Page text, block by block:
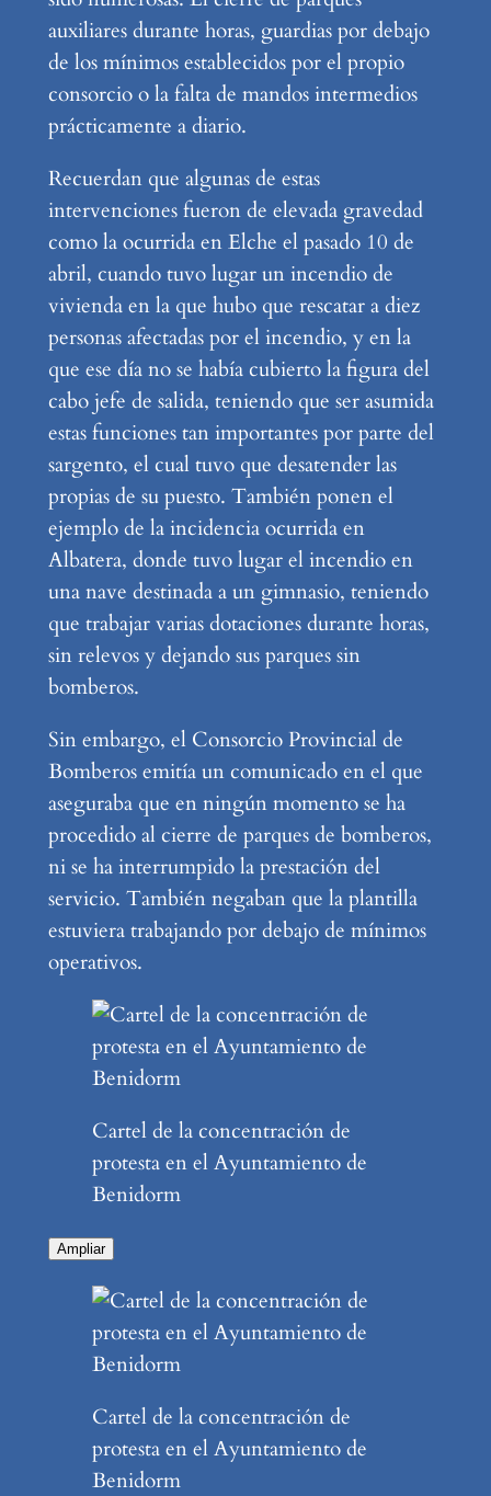
auxiliares durante horas, guardias por debajo
de los mínimos establecidos por el propio
consorcio o la falta de mandos intermedios
prácticamente a diario.
Recuerdan que algunas de estas
intervenciones fueron de elevada gravedad
como la ocurrida en Elche el pasado 10 de
abril, cuando tuvo lugar un incendio de
vivienda en la que hubo que rescatar a diez
personas afectadas por el incendio, y en la
que ese día no se había cubierto la figura del
cabo jefe de salida, teniendo que ser asumida
estas funciones tan importantes por parte del
sargento, el cual tuvo que desatender las
propias de su puesto. También ponen el
ejemplo de la incidencia ocurrida en
Albatera, donde tuvo lugar el incendio en
una nave destinada a un gimnasio, teniendo
que trabajar varias dotaciones durante horas,
sin relevos y dejando sus parques sin
bomberos.
Sin embargo, el Consorcio Provincial de
Bomberos emitía un comunicado en el que
aseguraba que en ningún momento se ha
procedido al cierre de parques de bomberos,
ni se ha interrumpido la prestación del
servicio. También negaban que la plantilla
estuviera trabajando por debajo de mínimos
operativos.
Cartel de la concentración de
protesta en el Ayuntamiento de
Benidorm
Ampliar
Cartel de la concentración de
protesta en el Ayuntamiento de
Benidorm